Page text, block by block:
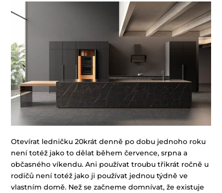
Otevírat ledničku 20krát denně po dobu jednoho roku
není totéž jako to dělat během července, srpna a
občasného víkendu. Ani používat troubu třikrát ročně u
rodičů není totéž jako ji používat jednou týdně ve
vlastním domě. Než se začneme domnívat, že existuje